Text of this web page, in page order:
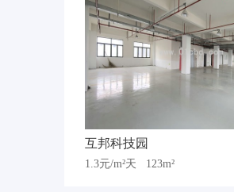
互邦科技园
1.3元/m²天 123m²